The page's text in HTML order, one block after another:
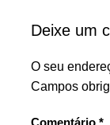
Deixe um
O seu
Campos